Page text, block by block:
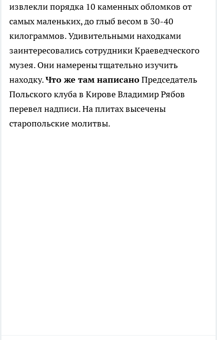
извлекли порядка 10 каменных обломков от
самых маленьких, до глыб весом в 30-40
килограммов. Удивительными находками
заинтересовались сотрудники Краеведческого
музея. Они намерены тщательно изучить
находку.Что же там написаноПредседатель
Польского клуба в Кирове Владимир Рябов
перевел надписи. На плитах высечены
старопольские молитвы.